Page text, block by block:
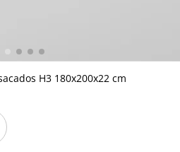
H3 180x200x22 cm